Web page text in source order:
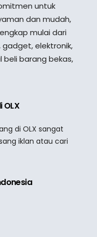
untuk
dan mudah,
mulai dari
elektronik,
beli barang bekas,
di OLX sangat
iklan atau cari